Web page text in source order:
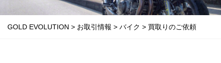
GOLD EVOLUTION > お取引情報 > バイク > 買取りのご依頼